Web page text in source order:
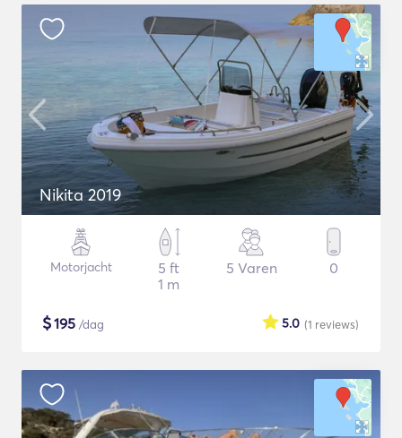
Nikita 2019
Motorjacht
5 ft
1 m
5 Varen 0
$195 /dag (1 reviews)
5.0